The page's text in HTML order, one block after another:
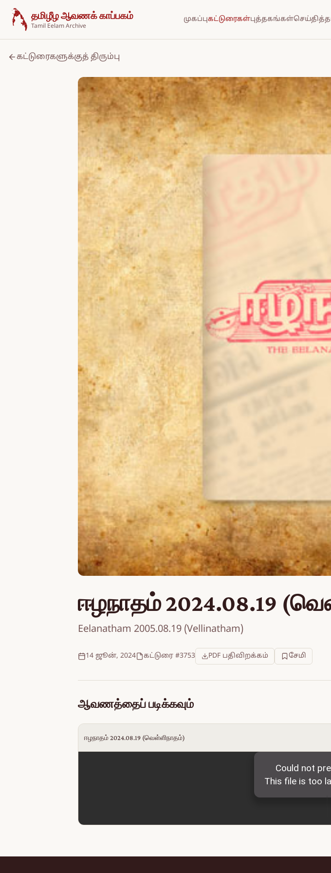
உள்ளடக்கத்திற்குச் செல்க
தமிழீழ ஆவணக் காப்பகம்
Tamil Eelam Archive
முகப்புகட்டுரைகள்புத்தகங்கள்
கட்டுரைகளுக்குத் திரும்பு
ஈழநாதம் 2024.08.19
Eelanatham 2005.08.19 (Vellinatham)
14 ஜூன், 2024 கட்டுரை #3753 PDF பதிவிறக்கம் சேமி
ஆவணத்தைப் படிக்கவும்
ஈழநாதம் 2024.08.19 (வெள்ளிநாதம்)